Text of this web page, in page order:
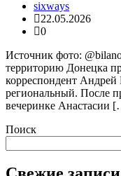
sixways
22.05.2026
0
Источник фото:
территорию Донецка
корреспондент Андрей
региональный. После
вечеринке Анастасии
Поиск